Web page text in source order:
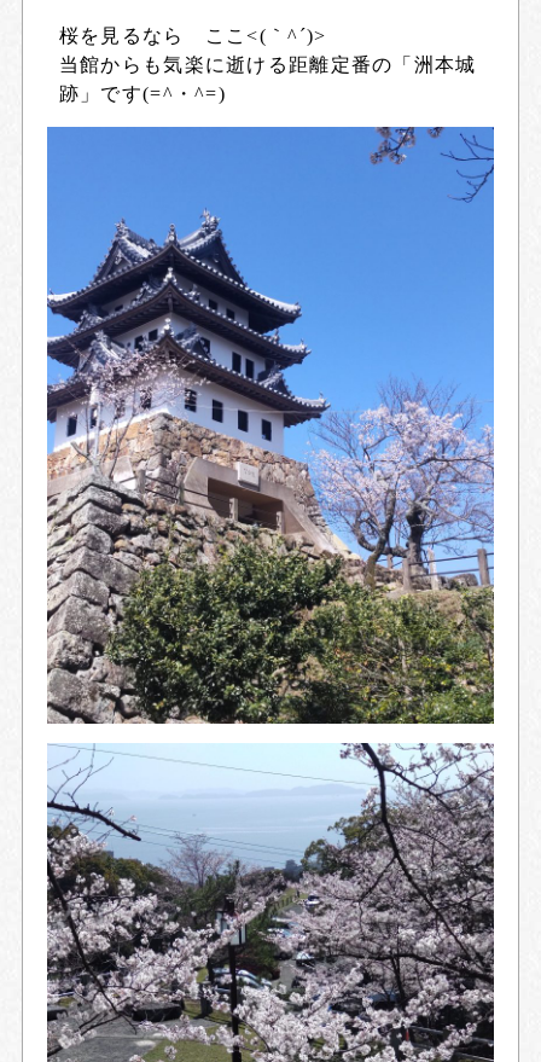
桜を見るなら ここ<(｀^´)>
当館からも気楽に逝ける距離定番の「洲本城
跡」です(=^・^=)